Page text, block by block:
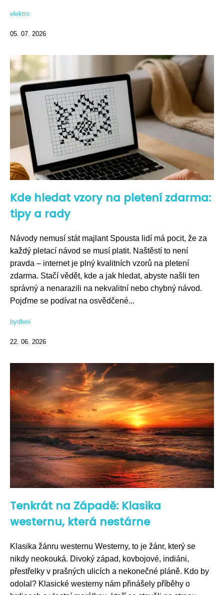
elektro
05. 07. 2026
Kde hledat vzory na pletení zdarma:
tipy a rady
Návody nemusí stát majlant Spousta lidí má pocit, že za
každý pletací návod se musí platit. Naštěstí to není
pravda – internet je plný kvalitních vzorů na pletení
zdarma. Stačí vědět, kde a jak hledat, abyste našli ten
správný a nenarazili na nekvalitní nebo chybný návod.
Pojďme se podívat na osvědčené...
bydlení
22. 06. 2026
Tenkrát na Západě: Klasika
westernu, která nestárne
Klasika žánru westernu Westerny, to je žánr, který se
nikdy neokouká. Divoký západ, kovbojové, indiáni,
přestřelky v prašných ulicích a nekonečné pláně. Kdo by
odolal? Klasické westerny nám přinášely příběhy o